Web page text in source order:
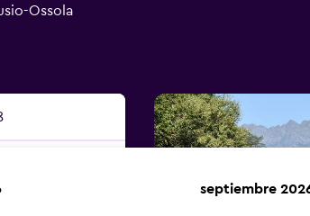
Ossola
septiembre